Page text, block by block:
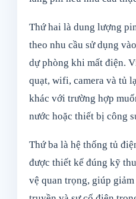
Thứ hai là dung lượng
theo nhu cầu sử dụng
dự phòng khi mất điện.
quạt, wifi, camera và tủ
khác với trường hợp
nước hoặc thiết bị công
Thứ ba là hệ thống tủ
được thiết kế đúng kỹ
vệ quan trọng, giúp